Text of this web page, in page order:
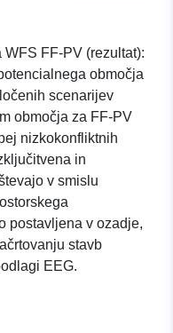
FF-PV (rezultat):
območja
scenarijev
območja za FF-PV
nizkokonfliktnih
in
v smislu
postavljena v ozadje,
stavb
EEG.